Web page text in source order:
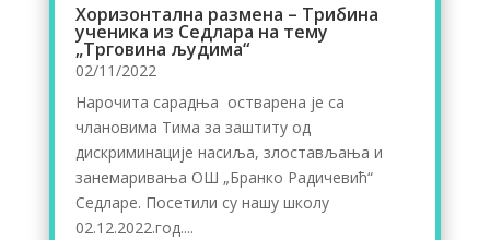
Хоризонтална размена – Трибина
ученика из Седлара на тему
„Трговина људима“
02/11/2022
Нарочита сарадња остварена је са
члановима Тима за заштиту од
дискриминације насиља, злостављања и
занемаривања ОШ „Бранко Радичевић“
Седларе. Посетили су нашу школу
02.12.2022.год....